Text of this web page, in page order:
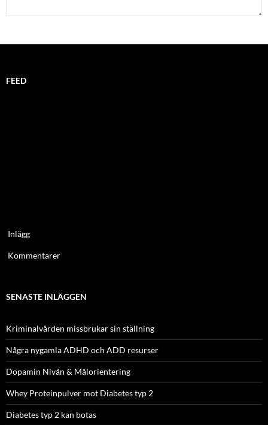
FEED
Inlägg
Kommentarer
SENASTE INLÄGGEN
Kriminalvården missbrukar sin ställning
Några nygamla ADHD och ADD resurser
Dopamin Nivån & Målorientering
Whey Proteinpulver mot Diabetes typ 2
Diabetes typ 2 kan botas